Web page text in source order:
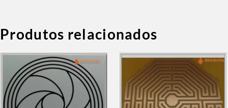
Produtos relacionados